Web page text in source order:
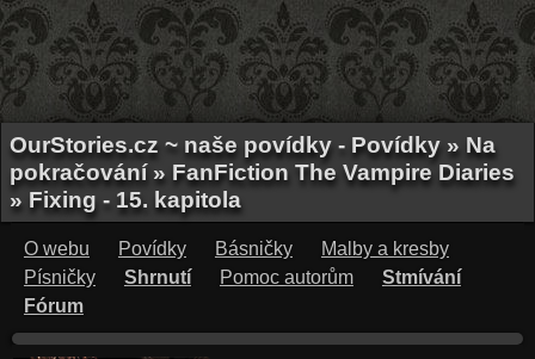
OurStories.cz ~ naše povídky - Povídky » Na
pokračování » FanFiction The Vampire Diaries
» Fixing - 15. kapitola
O webu Povídky Básničky
Malby a kresby
Písničky
Shrnutí Pomoc autorům
Stmívání
Fórum